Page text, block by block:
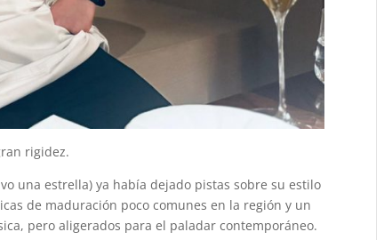
rigidez.
una estrella) ya había dejado pistas sobre su estilo
de maduración poco comunes en la región y un
pero aligerados para el paladar contemporáneo.